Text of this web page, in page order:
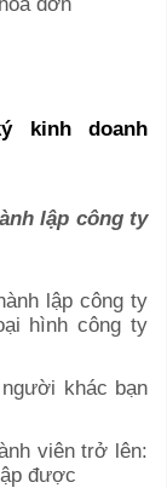
kinh doanh
lập công ty
lập công ty
hình công ty
khác bạn
viên trở lên:
được